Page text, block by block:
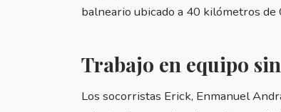
balneario ubicado a 40 kilómetros de
Trabajo en equipo
Los socorristas Erick, Enmanuel